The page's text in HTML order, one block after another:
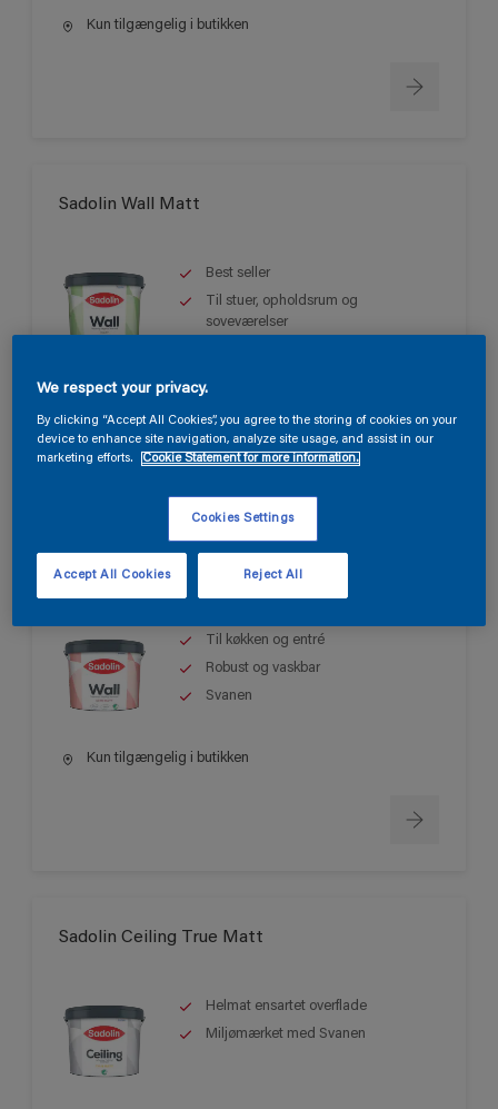
Kun tilgængelig i butikken
Sadolin Wall Matt
Best seller
Til stuer, opholdsrum og
soveværelser
Kun tilgængelig i butikken
Sadolin Wall Semi Matt
Til køkken og entré
Robust og vaskbar
Svanen
Kun tilgængelig i butikken
Sadolin Ceiling True Matt
Helmat ensartet overflade
Miljømærket med Svanen
We respect your privacy.
By clicking “Accept All Cookies”, you agree to the storing of cookies on your
device to enhance site navigation, analyze site usage, and assist in our
marketing efforts.
Cookie Statement for more information.
Cookies Settings
Reject All
Accept All Cookies